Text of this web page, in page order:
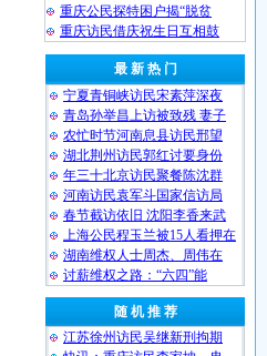
重庆公民探特困户揭“脱贫
重庆访民借庆祝生日互相鼓
最 新 热 门
宁夏青铜峡访民宋素萍深夜
青岛孙举昌上访被致残 妻子
农忙时节河南息县访民邢望
湖北荆州访民郭红讨要身份
年三十北京访民聚餐陈沈群
河南访民袁军斗国家信访局
春节截访依旧 沈阳李香来武
上海公民程玉兰被15人看押在
湖南维权人士周杰、周伟在
讨薪维权之路：“六四”能
随 机 推 荐
江苏徐州访民吴继新刑拘期